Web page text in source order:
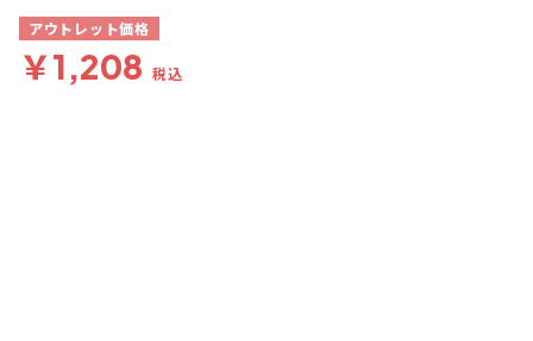
アウトレット価格
￥1,208 税込